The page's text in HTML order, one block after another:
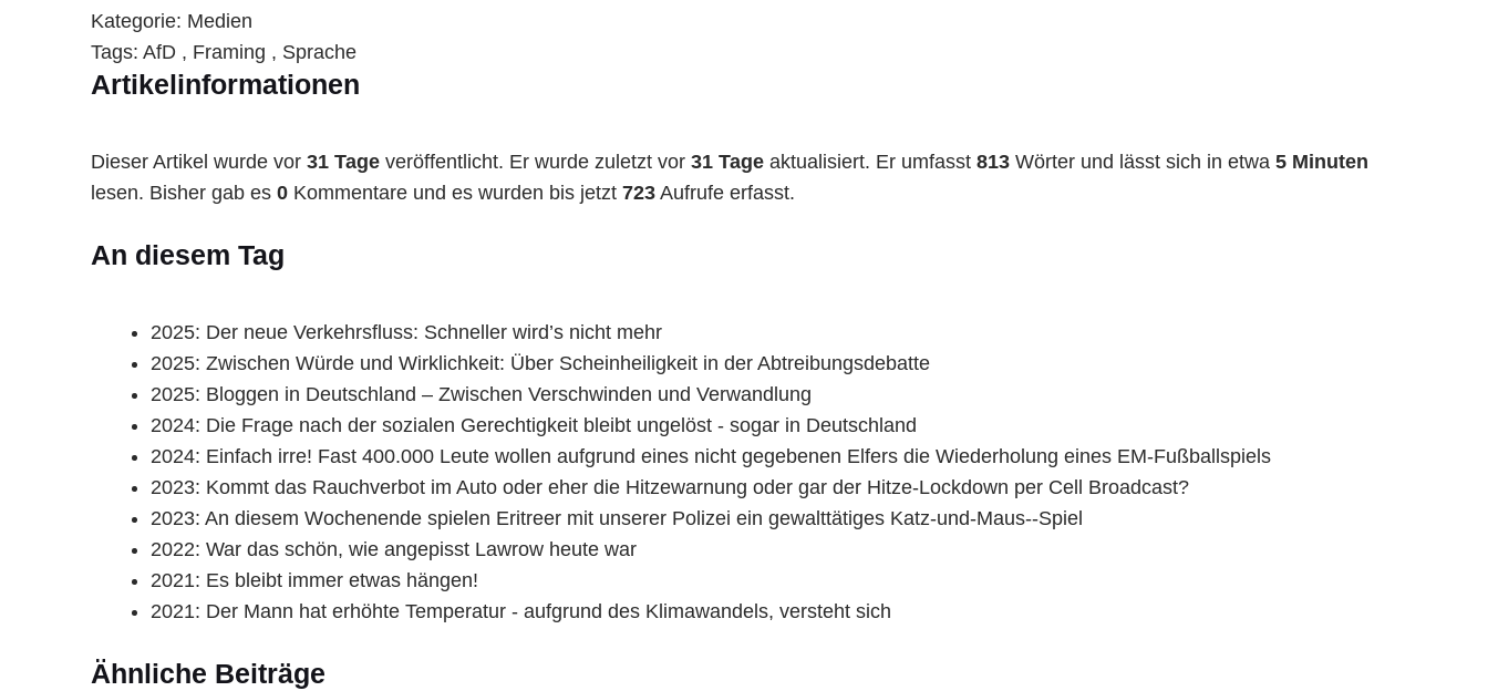
Kategorie: Medien
Tags: AfD , Framing , Sprache
Artikelinformationen
Dieser Artikel wurde vor 31 Tage veröffentlicht. Er wurde zuletzt vor 31 Tage aktualisiert. Er umfasst 813 Wörter und lässt sich in etwa 5 Minuten
lesen. Bisher gab es 0 Kommentare und es wurden bis jetzt 723 Aufrufe erfasst.
An diesem Tag
2025: Der neue Verkehrsfluss: Schneller wird’s nicht mehr
2025: Zwischen Würde und Wirklichkeit: Über Scheinheiligkeit in der Abtreibungsdebatte
2025: Bloggen in Deutschland – Zwischen Verschwinden und Verwandlung
2024: Die Frage nach der sozialen Gerechtigkeit bleibt ungelöst - sogar in Deutschland
2024: Einfach irre! Fast 400.000 Leute wollen aufgrund eines nicht gegebenen Elfers die Wiederholung eines EM-Fußballspiels
2023: Kommt das Rauchverbot im Auto oder eher die Hitzewarnung oder gar der Hitze-Lockdown per Cell Broadcast?
2023: An diesem Wochenende spielen Eritreer mit unserer Polizei ein gewalttätiges Katz-und-Maus--Spiel
2022: War das schön, wie angepisst Lawrow heute war
2021: Es bleibt immer etwas hängen!
2021: Der Mann hat erhöhte Temperatur - aufgrund des Klimawandels, versteht sich
Ähnliche Beiträge